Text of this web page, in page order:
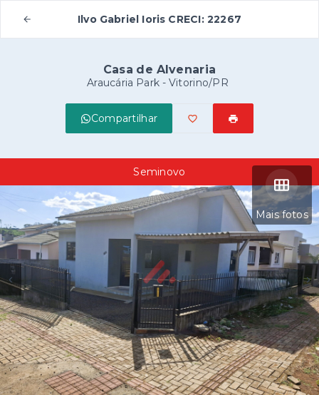
Ilvo Gabriel Ioris CRECI: 22267
Casa de Alvenaria
Araucária Park - Vitorino/PR
Compartilhar
Mais fotos
Seminovo